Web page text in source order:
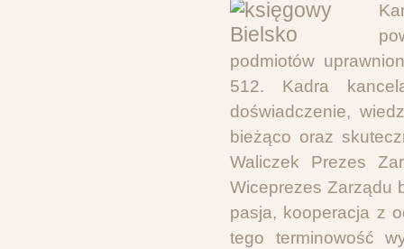
podmiotów
512. Kadra
doświadczenie,
bieżąco oraz
Waliczek Prezes
Wiceprezes Zarządu
pasja, kooperacja z
tego terminowość